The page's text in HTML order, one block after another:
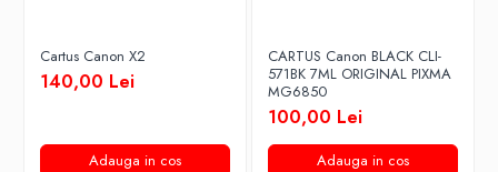
Cartus Canon X2
140,00 Lei
Adauga in cos
CARTUS Canon BLACK CLI-
571BK 7ML ORIGINAL PIXMA
MG6850
100,00 Lei
Adauga in cos